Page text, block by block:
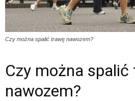
Czy można spalić trawę nawozem?
Czy można spalić
nawozem?